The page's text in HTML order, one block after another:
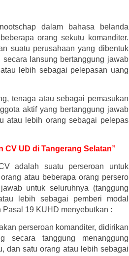
dalam bahasa belanda
orang sekutu komanditer.
suatu perusahaan yang dibentuk
lansung bertanggung jawab
lebih sebagai pelepasan uang
tenaga atau sebagai pemasukan
aktif yang bertanggung jawab
atau lebih orang sebagai pelepas
UD di Tangerang Selatan”
adalah suatu perseroan untuk
atau beberapa orang persero
untuk seluruhnya (tanggung
lebih sebagai pemberi modal
19 KUHD menyebutkan :
perseroan komanditer, didirikan
secara tanggung menanggung
dan satu orang atau lebih sebagai